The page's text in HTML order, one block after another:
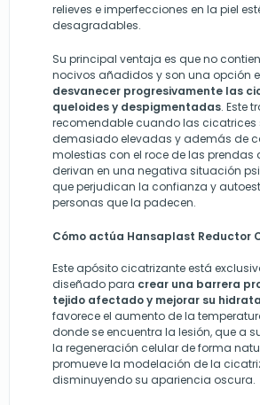
relieves e imperfecciones en la piel
desagradables.
Su principal ventaja es que no
nocivos añadidos y son una opción
desvanecer progresivamente las
queloides y despigmentadas. Este
recomendable cuando las cicatrices
demasiado elevadas y además de
molestias con el roce de las prendas
derivan en una negativa situación
que perjudican la confianza y
personas que la padecen.
Cómo actúa Hansaplast Reductor
Este apósito cicatrizante está
diseñado para crear una barrera
tejido afectado y mejorar su
favorece el aumento de la
donde se encuentra la lesión, que a
la regeneración celular de forma
promueve la modelación de la
disminuyendo su apariencia oscura.